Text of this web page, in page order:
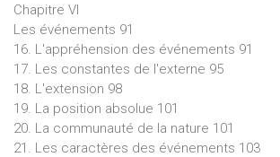
Chapitre VI
Les événements 91
16. L'appréhension des événements 91
17. Les constantes de l'externe 95
18. L'extension 98
19. La position absolue 101
20. La communauté de la nature 101
21. Les caractères des événements 103